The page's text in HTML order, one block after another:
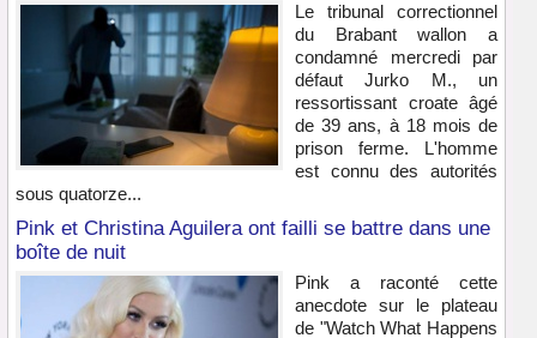
Le tribunal correctionnel
du Brabant wallon a
condamné mercredi par
défaut Jurko M., un
ressortissant croate âgé
de 39 ans, à 18 mois de
prison ferme. L'homme
est connu des autorités
sous quatorze...
Pink et Christina Aguilera ont failli se battre dans une
boîte de nuit
Pink a raconté cette
anecdote sur le plateau
de "Watch What Happens